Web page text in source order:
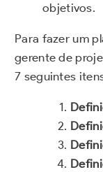
objetivos.
Para fazer um
gerente de
7 seguintes